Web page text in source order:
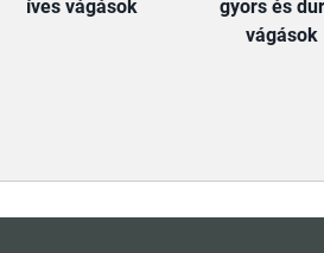
íves vágások
gyors és
vágások